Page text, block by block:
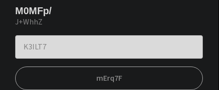
M0MFp/
J+WhhZ
mErq7F